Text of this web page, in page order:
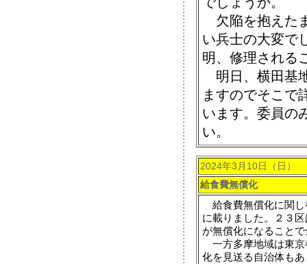
欠陥を抱えた
い兵士の大変で
明、修理される
明日、横田基
ますのでそこで
います。委員の
い。
2024年3月10日（日）
給食費無償化
給食費無償化に関し
に載りました。２３
が無償化になること
一方多摩地域は東京
化を見送る自治体も